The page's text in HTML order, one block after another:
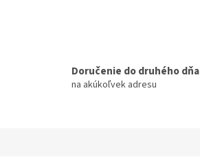
Doručenie do druhého dňa
na akúkoľvek adresu